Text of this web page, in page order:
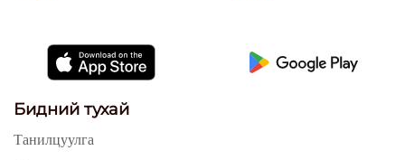
Бидний тухай
Танилцуулга